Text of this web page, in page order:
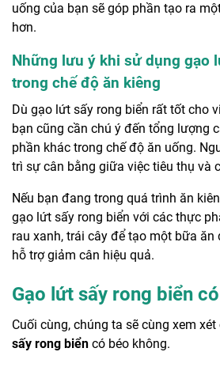
uống của bạn sẽ góp phần tạo ra
hơn.
Những lưu ý khi sử dụng gạo
trong chế độ ăn kiêng
Dù gạo lứt sấy rong biển rất tốt cho
bạn cũng cần chú ý đến tổng lượng
phần khác trong chế độ ăn uống.
trì sự cân bằng giữa việc tiêu thụ và
Nếu bạn đang trong quá trình ăn
gạo lứt sấy rong biển với các thực
rau xanh, trái cây để tạo một bữa
hỗ trợ giảm cân hiệu quả.
Gạo lứt sấy rong biển
Cuối cùng, chúng ta sẽ cùng xem
sấy rong biển có béo không.